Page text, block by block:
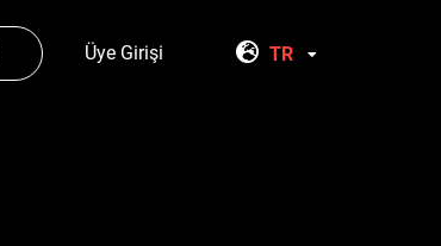
Üye Girişi TR